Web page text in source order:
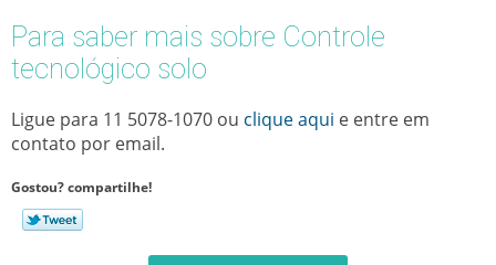
Para saber mais sobre Controle
tecnológico solo
Ligue para 11 5078-1070 ou clique aqui e entre em
contato por email.
Gostou? compartilhe!